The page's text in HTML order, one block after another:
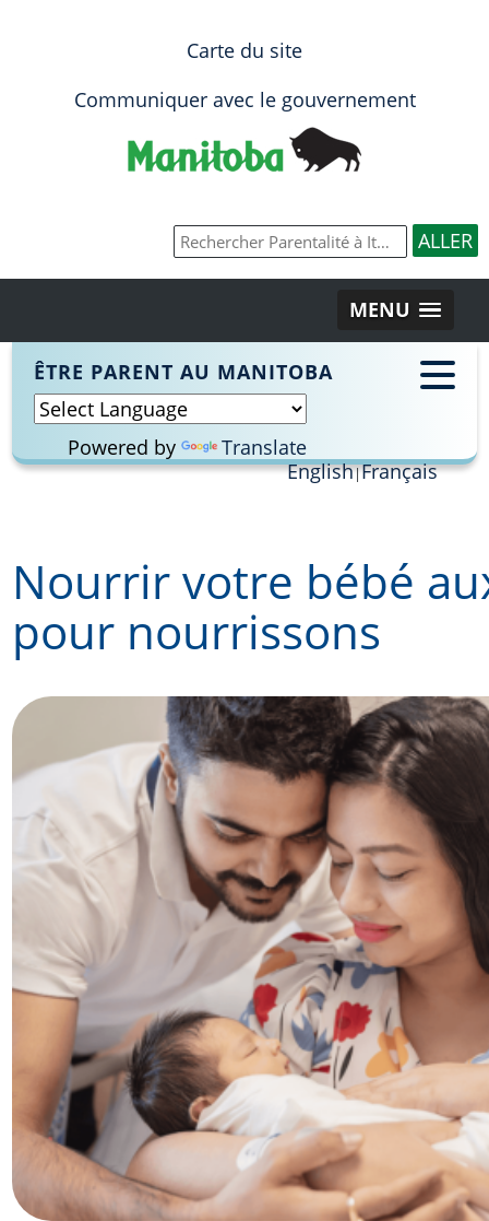
Carte du site
Communiquer avec le gouvernement
MENU
ÊTRE PARENT AU MANITOBA
Powered by
Translate
English Français
content
Nourrir votre bébé
pour nourrissons